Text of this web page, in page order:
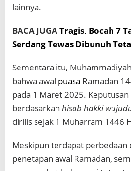
lainnya.
BACA JUGATragis, Bocah 7
Serdang Tewas Dibunuh
Sementara itu,
bahwa awal puasa Ramadan
pada 1 Maret 2025. Keputusan
berdasarkan hisab hakki
dirilis sejak 1 Muharram 1446
Meskipun terdapat perbedaan
penetapan awal Ramadan,